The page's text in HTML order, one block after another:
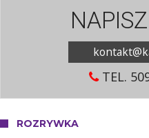
TEL.
ROZRYWKA